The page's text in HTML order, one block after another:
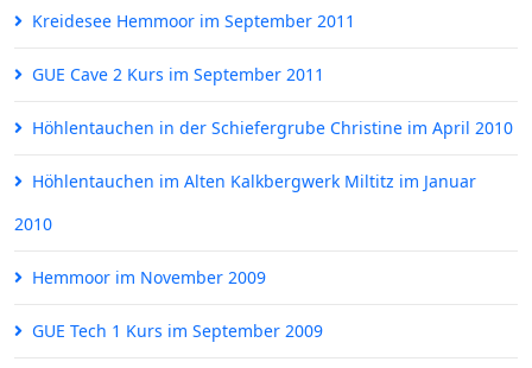
Kreidesee Hemmoor im September 2011
GUE Cave 2 Kurs im September 2011
Höhlentauchen in der Schiefergrube Christine im April 2010
Höhlentauchen im Alten Kalkbergwerk Miltitz im Januar
2010
Hemmoor im November 2009
GUE Tech 1 Kurs im September 2009